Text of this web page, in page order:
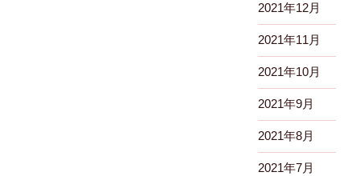
2021年12月
2021年11月
2021年10月
2021年9月
2021年8月
2021年7月